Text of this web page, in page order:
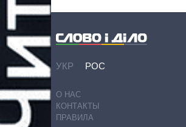
УКР РОС
О НАС
КОНТАКТЫ
ПРАВИЛА